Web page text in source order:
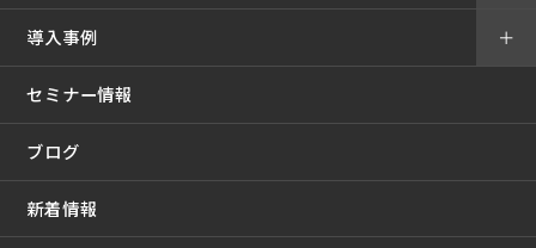
導入事例
セミナー情報
＋
ブログ
新着情報